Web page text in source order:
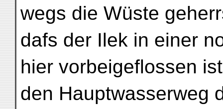
wegs die Wüste
dafs der Ilek in einer
hier vorbeigeflossen
den Hauptwasserweg